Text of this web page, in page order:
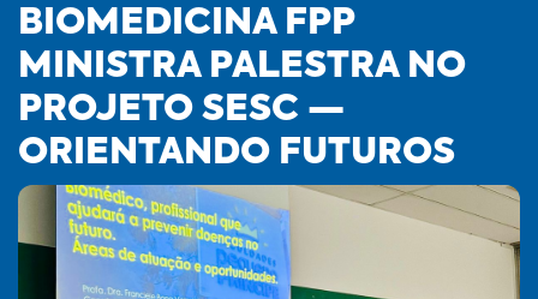
BIOMEDICINA FPP
MINISTRA PALESTRA NO
PROJETO SESC —
ORIENTANDO FUTUROS